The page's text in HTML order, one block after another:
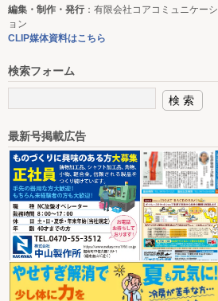
編集・制作・発行：有限会社コアコミュニケーシ
ョン
CLIP媒体資料はこちら
検索フォーム
最新号掲載広告